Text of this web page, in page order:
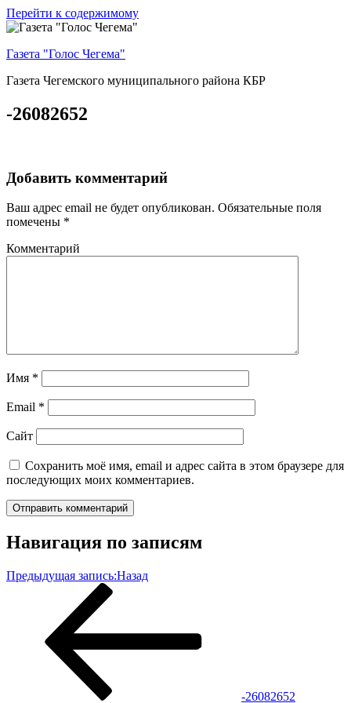
Перейти к содержимому
Газета "Голос Чегема"
Газета Чегемского муниципального района КБР
-26082652
Добавить комментарий
Ваш адрес email не будет опубликован. Обязательные поля
помечены *
Комментарий
Имя *
Email *
Сайт
Сохранить моё имя, email и адрес сайта в этом браузере для
последующих моих комментариев.
Навигация по записям
Предыдущая запись:Назад
-26082652